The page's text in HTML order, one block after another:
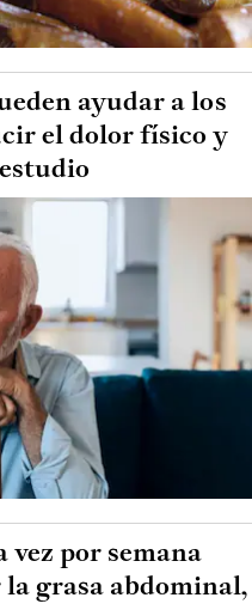
ayudar a los
el dolor físico y
vez por semana
grasa abdominal,